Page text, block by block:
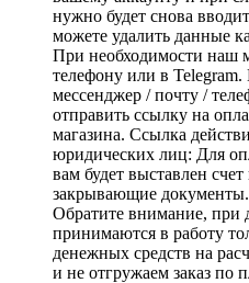
нужно будет снова
можете удалить данные
При необходимости наш
телефону или в
мессенджер / почту /
отправить ссылку на
магазина. Ссылка
юридических лиц: ​ Для
вам будет выставлен
закрывающие
Обратите внимание, при
принимаются в работу
денежных средств на
и не отгружаем заказ по